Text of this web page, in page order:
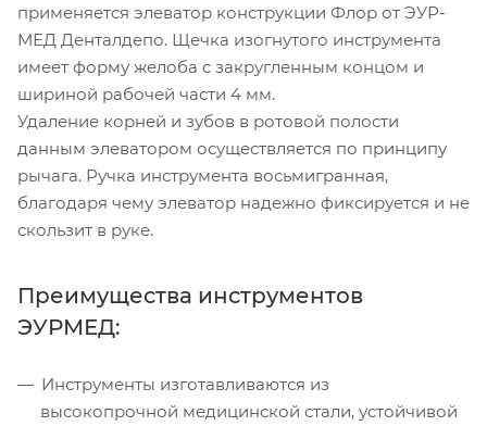
применяется элеватор конструкции Флор от ЭУР-
МЕД Денталдепо. Щечка изогнутого инструмента
имеет форму желоба с закругленным концом и
шириной рабочей части 4 мм.
Удаление корней и зубов в ротовой полости
данным элеватором осуществляется по принципу
рычага. Ручка инструмента восьмигранная,
благодаря чему элеватор надежно фиксируется и не
скользит в руке.
Преимущества инструментов
ЭУРМЕД:
Инструменты изготавливаются из
высокопрочной медицинской стали, устойчивой